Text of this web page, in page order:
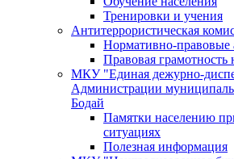
Тренировки и учения
Антитеррористическая
Нормативно-правовые
Правовая грамотность
МКУ "Единая дежурно-
Администрации
Бодай
Памятки населению
ситуациях
Полезная информация